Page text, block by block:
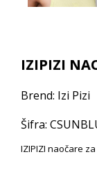
IZIPIZI
Brend: Izi Pizi
Šifra:
IZIPIZI naočare